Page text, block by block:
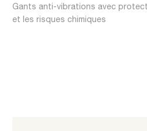
Gants anti-vibrations avec
et les risques chimiques